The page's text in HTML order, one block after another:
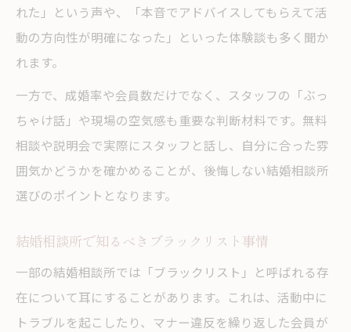
れた」という声や、「本音でアドバイスしてもらえて活
動の方向性が明確になった」といった体験談も多く聞か
れます。
一方で、成婚率や会員数だけでなく、スタッフの「ぶっ
ちゃけ話」や現場の空気感も重要な判断材料です。無料
相談や説明会で実際にスタッフと話し、自分に合った雰
囲気かどうかを確かめることが、後悔しない結婚相談所
選びのポイントとなります。
結婚相談所で知るべきブラックリスト事情
一部の結婚相談所では「ブラックリスト」と呼ばれる存
在について耳にすることがあります。これは、活動中に
トラブルを起こしたり、マナー違反を繰り返した会員が